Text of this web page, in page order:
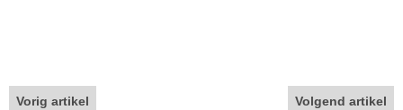
Vorig artikel Volgend artikel